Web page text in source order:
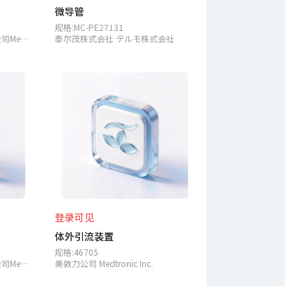
美敦力枢法模丹历股份有限公司Medtronic Sofamor Danek USA, Inc.
微导管
规格:MC-PE27131
泰尔茂株式会社 テルモ株式会社
美敦力枢法模丹历股份有限公司Medtronic Sofamor Danek USA, Inc.
登录可见
体外引流装置
规格:46705
美敦力公司 Medtronic Inc.